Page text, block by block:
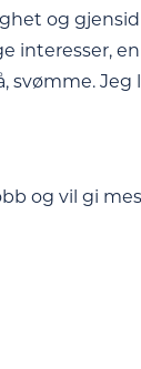
og
interesser,
svømme.
og vil gi